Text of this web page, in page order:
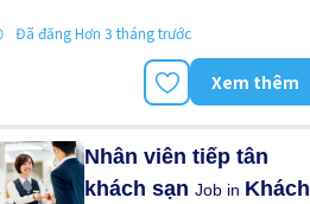
Đã đăng Hơn 3 tháng trước
Xem thêm
Nhân viên tiếp tân
khách sạnJob in Khách